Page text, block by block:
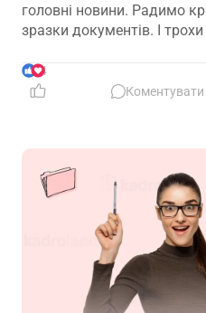
головні новини. Радимо
зразки документів. І
4
Коментувати